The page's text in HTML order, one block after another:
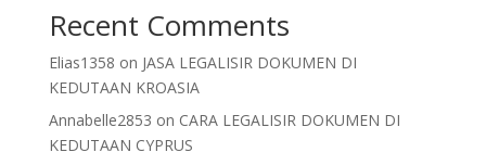
Recent Comments
Elias1358 on JASA LEGALISIR DOKUMEN DI
KEDUTAAN KROASIA
Annabelle2853 on CARA LEGALISIR DOKUMEN DI
KEDUTAAN CYPRUS